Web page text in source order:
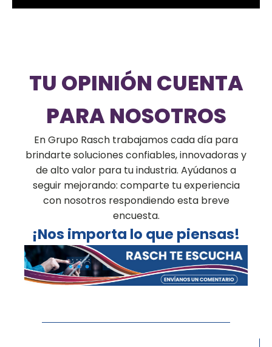
TU OPINIÓN CUENTA
PARA NOSOTROS
En Grupo Rasch trabajamos cada día para
brindarte soluciones confiables, innovadoras y
de alto valor para tu industria. Ayúdanos a
seguir mejorando: comparte tu experiencia
con nosotros respondiendo esta breve
encuesta.
¡Nos importa lo que piensas!